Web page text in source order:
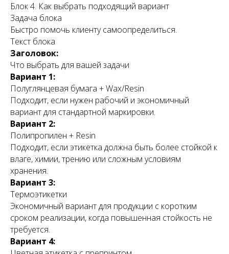
Блок 4. Как выбрать подходящий вариант
Задача блока
Быстро помочь клиенту самоопределиться.
Текст блока
Заголовок:
Что выбрать для вашей задачи
Вариант 1:
Полуглянцевая бумага + Wax/Resin
Подходит, если нужен рабочий и экономичный
вариант для стандартной маркировки.
Вариант 2:
Полипропилен + Resin
Подходит, если этикетка должна быть более стойкой к
влаге, химии, трению или сложным условиям
хранения.
Вариант 3:
Термоэтикетки
Экономичный вариант для продукции с коротким
сроком реализации, когда повышенная стойкость не
требуется.
Вариант 4: